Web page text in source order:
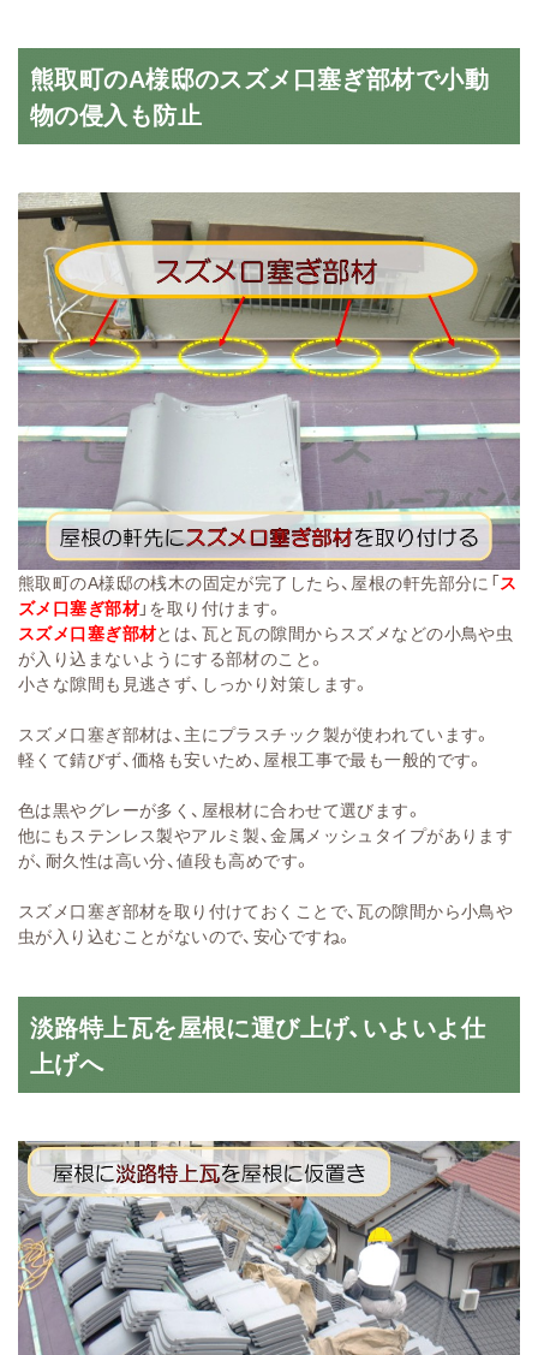
熊取町のA様邸のスズメ口塞ぎ部材で小動
物の侵入も防止
熊取町のA様邸の桟木の固定が完了したら、屋根の軒先部分に「ス
ズメ口塞ぎ部材」を取り付けます。
スズメ口塞ぎ部材とは、瓦と瓦の隙間からスズメなどの小鳥や虫
が入り込まないようにする部材のこと。
小さな隙間も見逃さず、しっかり対策します。
スズメ口塞ぎ部材は、主にプラスチック製が使われています。
軽くて錆びず、価格も安いため、屋根工事で最も一般的です。
色は黒やグレーが多く、屋根材に合わせて選びます。
他にもステンレス製やアルミ製、金属メッシュタイプがあります
が、耐久性は高い分、値段も高めです。
スズメ口塞ぎ部材を取り付けておくことで、瓦の隙間から小鳥や
虫が入り込むことがないので、安心ですね。
淡路特上瓦を屋根に運び上げ、いよいよ仕
上げへ